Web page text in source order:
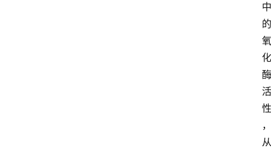
中
的
氧
化
酶
活
性
，
从